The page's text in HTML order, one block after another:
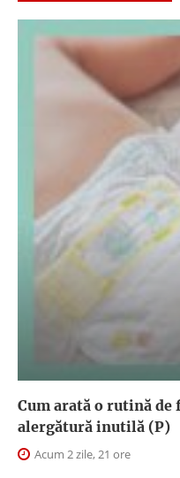
Cum arată o rutină
alergătură inutilă (P)
Acum 2 zile, 21 ore